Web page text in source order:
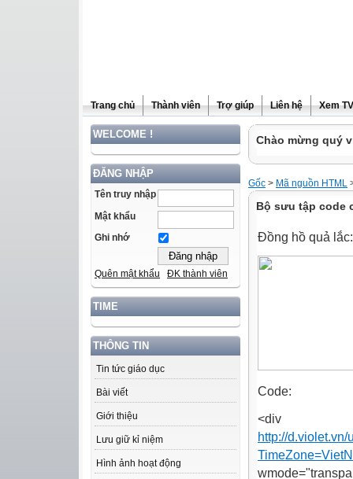
Trang chủ Thành viên Trợ giúp Liên hệ Xem TV
WELCOME !
ĐĂNG NHẬP
Tên truy nhập
Mật khẩu
Ghi nhớ
Quên mật khẩu ĐK thành viên
TIME
THÔNG TIN
Tin tức giáo dục
Bài viết
Giới thiệu
Lưu giữ kỉ niệm
Hình ảnh hoạt động
Chào mừng quý
Gốc > Mã nguồn HTML
Bộ sưu tập code
Đồng hồ quả lắc:
Code:
<div
http://